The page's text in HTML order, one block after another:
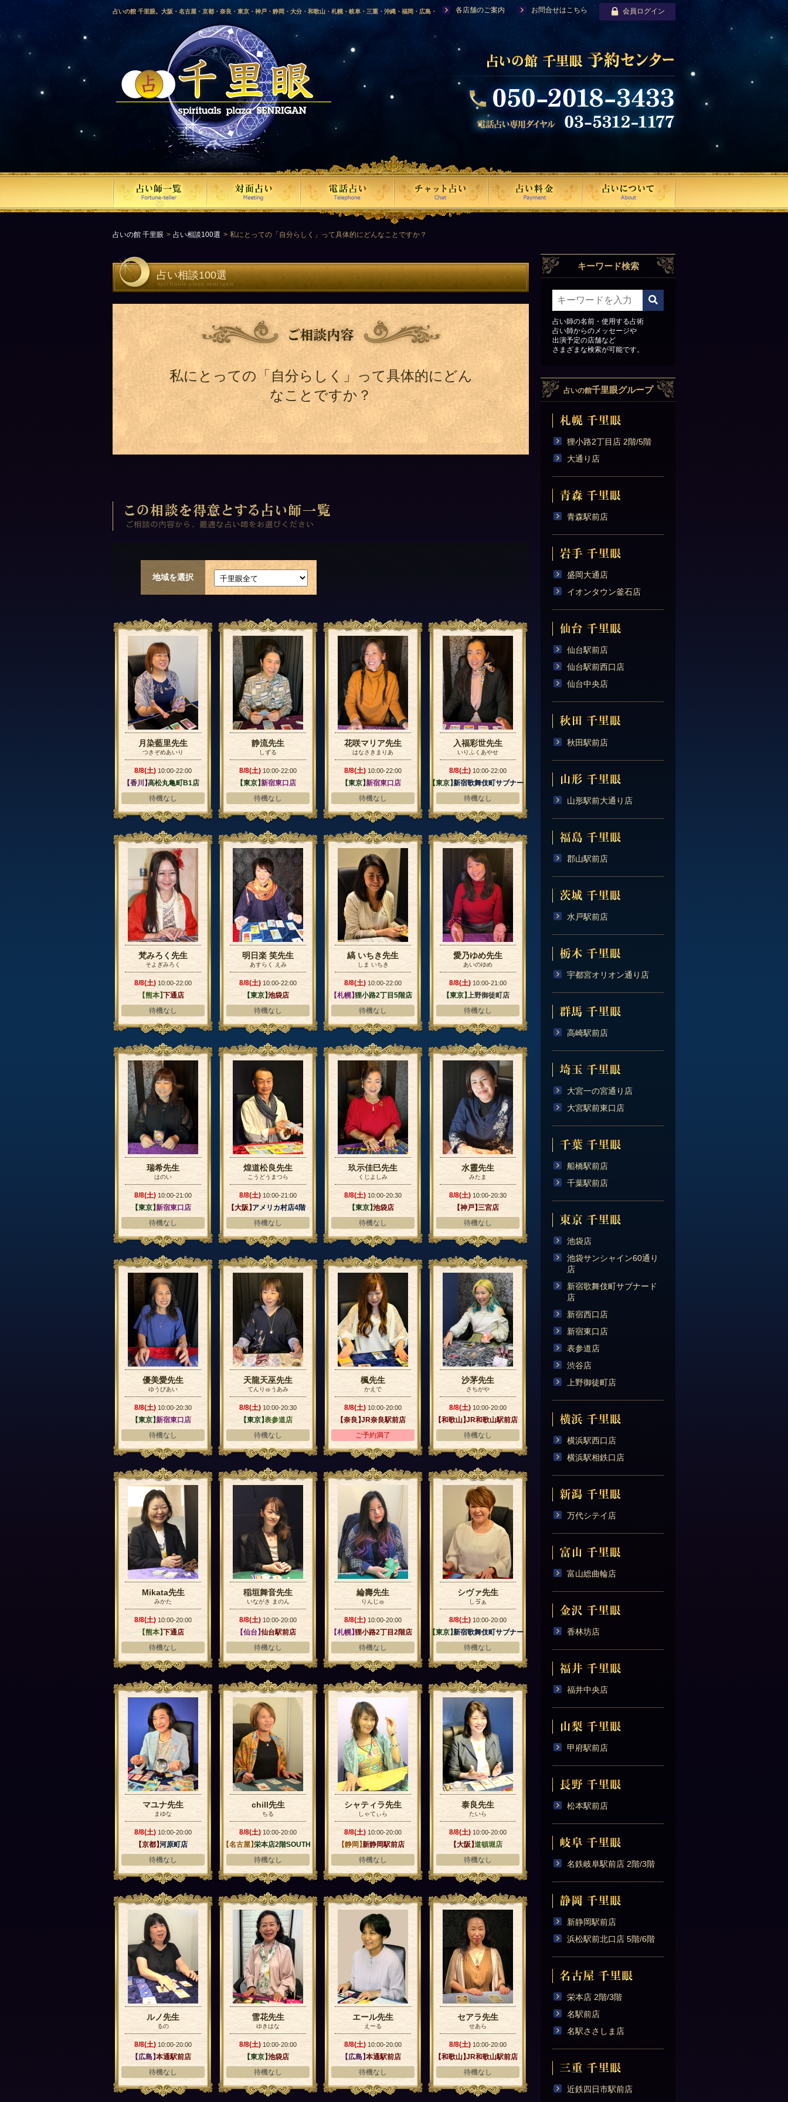
占いの館 千里眼。大阪・名古屋・京都・奈良・東京・神戸・静岡・大分・和歌山・札幌・岐阜・三重・沖縄・福岡・広島・
愛媛・鹿児島・徳島・香川・山形・岡山・横浜・千葉・福島・岩手・高知・熊本・群馬・滋賀・福井・仙台・山口・宮崎・山
梨・長野・埼玉・茨城・栃木・金沢・佐賀・長崎・鳥取・富山・新潟・秋田・青森・島根に店舗を構える、口コミで評判の人
気占い師による占い。
各店舗のご案内 お問合せはこちら 会員ログイン
占いの館 千里眼 占い相談100選 私にとっての「自分らしく」って具体的にどんなことですか？
占い相談100選
私にとっての「自分らしく」って具体的にどん
なことですか？
地域を選択
月染藍里先生
つきぞめあいり
8/8(土) 10:00-22:00
【香川】高松丸亀町B1店
待機なし
静流先生
しずる
8/8(土) 10:00-22:00
【東京】新宿東口店
待機なし
花咲マリア先生
はなさきまりあ
8/8(土) 10:00-22:00
【東京】新宿東口店
待機なし
入福彩世先生
いりふくあやせ
8/8(土) 10:00-22:00
【東京】新宿歌舞伎町サブナー
ド店
待機なし
梵みろく先生
そよぎみろく
8/8(土) 10:00-22:00
【熊本】下通店
待機なし
明日楽 笑先生
あすらく えみ
8/8(土) 10:00-22:00
【東京】池袋店
待機なし
縞 いちき先生
しま いちき
8/8(土) 10:00-22:00
【札幌】狸小路2丁目5階店
待機なし
愛乃ゆめ先生
あいのゆめ
8/8(土) 10:00-21:00
【東京】上野御徒町店
待機なし
瑞希先生
はのい
8/8(土) 10:00-21:00
【東京】新宿東口店
待機なし
煌道松良先生
こうどうまつら
8/8(土) 10:00-21:00
【大阪】アメリカ村店4階
待機なし
玖示佳巳先生
くじよしみ
8/8(土) 10:00-20:30
【東京】池袋店
待機なし
水靈先生
みたま
8/8(土) 10:00-20:30
【神戸】三宮店
待機なし
優美愛先生
ゆうびあい
8/8(土) 10:00-20:30
【東京】新宿東口店
待機なし
天龍天巫先生
てんりゅうあみ
8/8(土) 10:00-20:30
【東京】表参道店
待機なし
楓先生
かえで
8/8(土) 10:00-20:00
【奈良】JR奈良駅前店
ご予約満了
沙茅先生
さちがや
8/8(土) 10:00-20:00
【和歌山】JR和歌山駅前店
待機なし
Mikata先生
みかた
8/8(土) 10:00-20:00
【熊本】下通店
待機なし
稲垣舞音先生
いながき まのん
8/8(土) 10:00-20:00
【仙台】仙台駅前店
待機なし
綸壽先生
りんじゅ
8/8(土) 10:00-20:00
【札幌】狸小路2丁目2階店
待機なし
シヴァ先生
しゔぁ
8/8(土) 10:00-20:00
【東京】新宿歌舞伎町サブナー
ド店
待機なし
マユナ先生
まゆな
8/8(土) 10:00-20:00
【京都】河原町店
待機なし
chill先生
ちる
8/8(土) 10:00-20:00
【名古屋】栄本店2階SOUTH
待機なし
シャティラ先生
しゃてぃら
8/8(土) 10:00-20:00
【静岡】新静岡駅前店
待機なし
泰良先生
たいら
8/8(土) 10:00-20:00
【大阪】道頓堀店
待機なし
ルノ先生
るの
8/8(土) 10:00-20:00
【広島】本通駅前店
待機なし
雪花先生
ゆきはな
8/8(土) 10:00-20:00
【東京】池袋店
待機なし
エール先生
えーる
8/8(土) 10:00-20:00
【広島】本通駅前店
待機なし
セアラ先生
せあら
8/8(土) 10:00-20:00
【和歌山】JR和歌山駅前店
待機なし
キーワード検索
占い師の名前・使用する占術
占い師からのメッセージや
出演予定の店舗など
さまざまな検索が可能です。
占いの館千里眼グループ
狸小路2丁目店 2階/5階
大通り店
青森駅前店
盛岡大通店
イオンタウン釜石店
仙台駅前店
仙台駅前西口店
仙台中央店
秋田駅前店
山形駅前大通り店
郡山駅前店
水戸駅前店
宇都宮オリオン通り店
高崎駅前店
大宮一の宮通り店
大宮駅前東口店
船橋駅前店
千葉駅前店
池袋店
池袋サンシャイン60通り
店
新宿歌舞伎町サブナード
店
新宿西口店
新宿東口店
表参道店
渋谷店
上野御徒町店
横浜駅西口店
横浜駅相鉄口店
万代シテイ店
富山総曲輪店
香林坊店
福井中央店
甲府駅前店
松本駅前店
名鉄岐阜駅前店 2階/3階
新静岡駅前店
浜松駅前北口店 5階/6階
栄本店 2階/3階
名駅前店
名駅ささしま店
近鉄四日市駅前店